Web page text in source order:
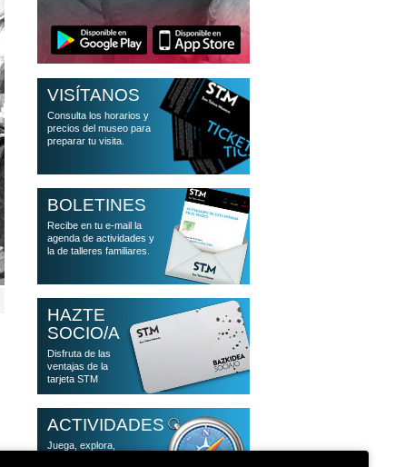
VISÍTANOS
Consulta los horarios y
precios del museo para
preparar tu visita.
BOLETINES
Recibe en tu e-mail la
agenda de actividades y
la de talleres familiares.
HAZTE
SOCIO/A
Disfruta de las
ventajas de la
tarjeta STM
ACTIVIDADES
Juega, explora,